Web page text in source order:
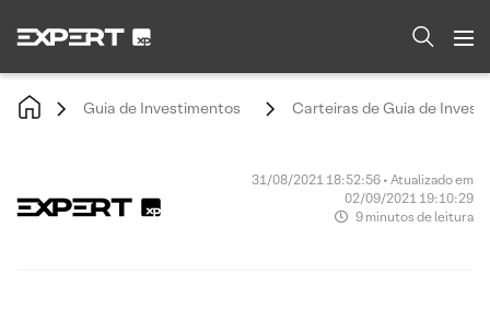
Guia de Investimentos Carteiras de Guia de
31/08/2021 18:52:56 • Atualizado em
02/09/2021 19:10:29
9 minutos de leitura